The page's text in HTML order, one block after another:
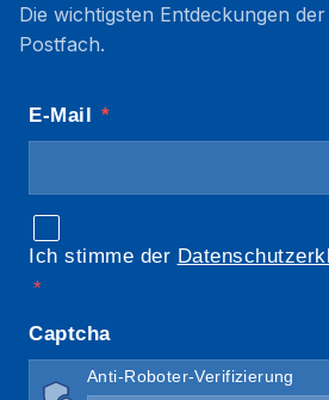
Die wichtigsten Entdeckungen
Postfach.